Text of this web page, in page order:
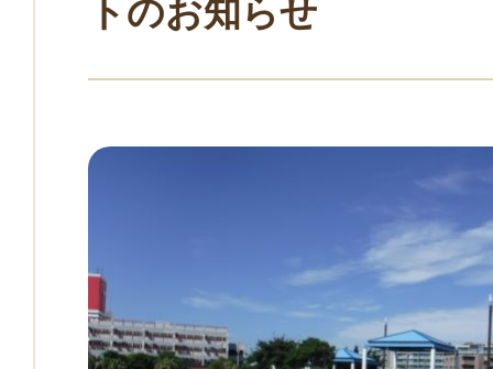
トのお知らせ